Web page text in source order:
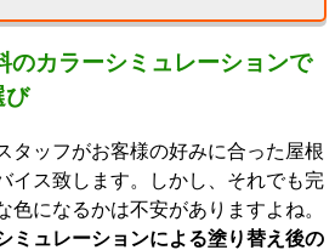
のカラーシミュレーションで
び
ッフがお客様の好みに合った屋根
イス致します。しかし、それでも完
色になるかは不安がありますよね。
ミュレーションによる塗り替え後の